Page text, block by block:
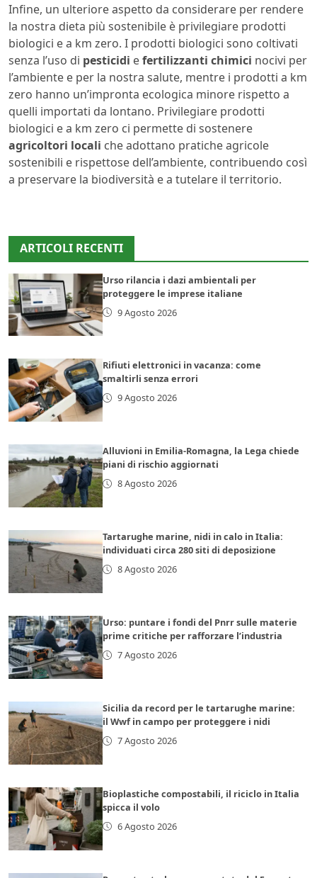
Infine, un ulteriore aspetto da considerare per rendere
la nostra dieta più sostenibile è privilegiare prodotti
biologici e a km zero. I prodotti biologici sono coltivati
senza l’uso di pesticidi efertilizzanti chimici nocivi per
l’ambiente e per la nostra salute, mentre i prodotti a km
zero hanno un’impronta ecologica minore rispetto a
quelli importati da lontano. Privilegiare prodotti
biologici e a km zero ci permette di sostenere
agricoltori locali che adottano pratiche agricole
sostenibili e rispettose dell’ambiente, contribuendo così
a preservare la biodiversità e a tutelare il territorio.
ARTICOLI RECENTI
Urso rilancia i dazi ambientali per
proteggere le imprese italiane
9 Agosto 2026
Rifiuti elettronici in vacanza: come
smaltirli senza errori
9 Agosto 2026
Alluvioni in Emilia-Romagna, la Lega chiede
piani di rischio aggiornati
8 Agosto 2026
Tartarughe marine, nidi in calo in Italia:
individuati circa 280 siti di deposizione
8 Agosto 2026
Urso: puntare i fondi del Pnrr sulle materie
prime critiche per rafforzare l’industria
7 Agosto 2026
Sicilia da record per le tartarughe marine:
il Wwf in campo per proteggere i nidi
7 Agosto 2026
Bioplastiche compostabili, il riciclo in Italia
spicca il volo
6 Agosto 2026